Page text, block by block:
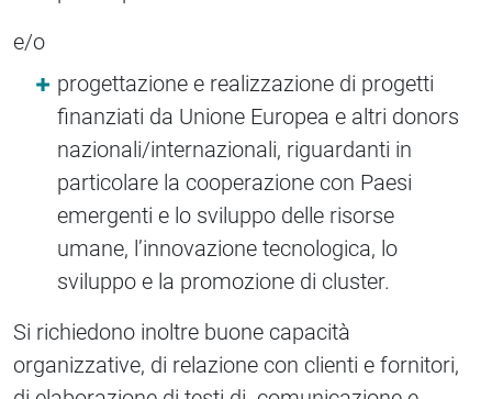
e/o
progettazione e realizzazione di progetti
finanziati da Unione Europea e altri donors
nazionali/internazionali, riguardanti in
particolare la cooperazione con Paesi
emergenti e lo sviluppo delle risorse
umane, l’innovazione tecnologica, lo
sviluppo e la promozione di cluster.
Si richiedono inoltre buone capacità
organizzative, di relazione con clienti e fornitori,